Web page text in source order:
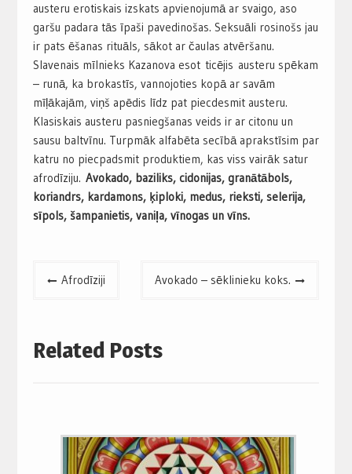
austeru erotiskais izskats apvienojumā ar svaigo, aso
garšu padara tās īpaši pavedinošas. Seksuāli rosinošs jau
ir pats ēšanas rituāls, sākot ar čaulas atvēršanu.
Slavenais mīlnieks Kazanova esot ticējis austeru spēkam
– runā, ka brokastīs, vannojoties kopā ar savām
mīļākajām, viņš apēdis līdz pat piecdesmit austeru.
Klasiskais austeru pasniegšanas veids ir ar citonu un
sausu baltvīnu. Turpmāk alfabēta secībā aprakstīsim par
katru no piecpadsmit produktiem, kas viss vairāk satur
afrodīziju. Avokado, baziliks, cidonijas, granātābols,
koriandrs, kardamons, ķiploki, medus, rieksti, selerija,
sīpols, šampanietis, vaniļa, vīnogas un vīns.
Afrodīziji Avokado – sēklinieku koks.
Related Posts